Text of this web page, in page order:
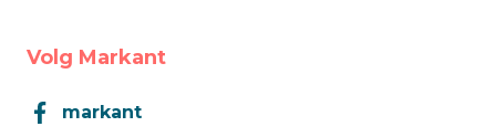
Volg Markant
markant